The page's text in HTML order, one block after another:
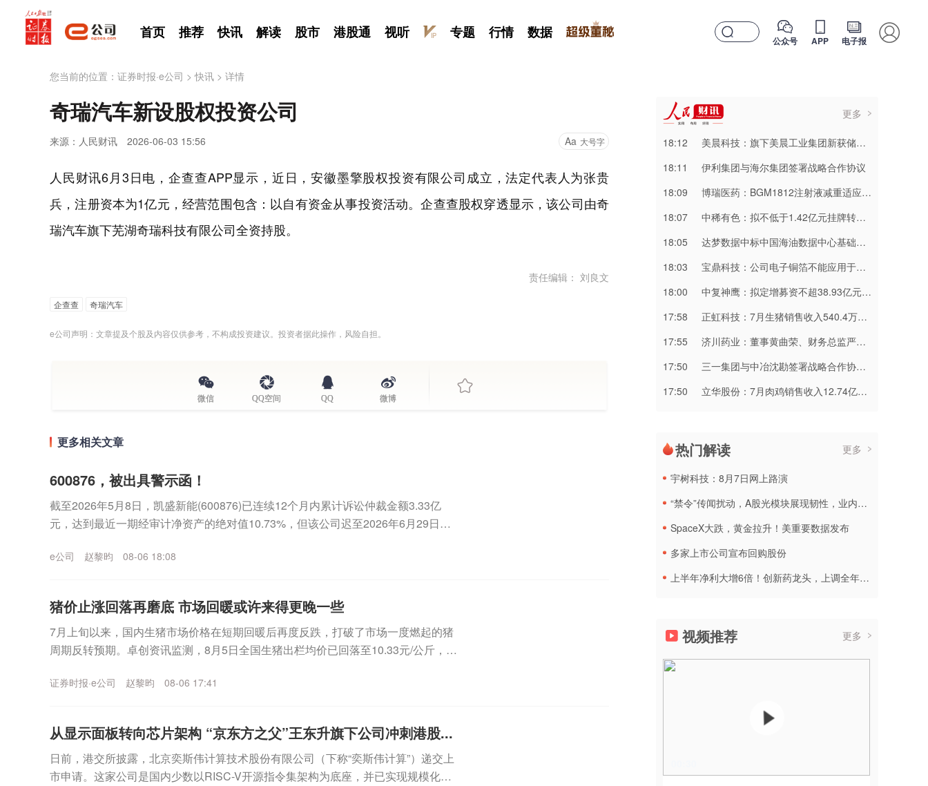
首页 推荐 快讯 解读 股市 港股通 视听 专题 行情 数据 公众号 APP 电子报
您当前的位置： 证券时报·e公司 >快讯 > 详情
奇瑞汽车新设股权投资公司
来源：人民财讯 2026-06-03 15:56 Aa 大号字
人民财讯6月3日电，企查查APP显示，近日，安徽墨擎股权投资有限公司成立，法定代表人为张贵
兵，注册资本为1亿元，经营范围包含：以自有资金从事投资活动。企查查股权穿透显示，该公司由奇
瑞汽车旗下芜湖奇瑞科技有限公司全资持股。
责任编辑： 刘良文
企查查 奇瑞汽车
e公司声明：文章提及个股及内容仅供参考，不构成投资建议。投资者据此操作，风险自担。
微信 QQ空间 QQ 微博
更多相关文章
600876，被出具警示函！
截至2026年5月8日，凯盛新能(600876)已连续12个月内累计诉讼仲裁金额3.33亿
元，达到最近一期经审计净资产的绝对值10.73%，但该公司迟至2026年6月29日才
e公司 赵黎昀 08-06 18:08
猪价止涨回落再磨底 市场回暖或许来得更晚一些
7月上旬以来，国内生猪市场价格在短期回暖后再度反跌，打破了市场一度燃起的猪
周期反转预期。卓创资讯监测，8月5日全国生猪出栏均价已回落至10.33元/公斤，再
证券时报·e公司 赵黎昀 08-06 17:41
从显示面板转向芯片架构 “京东方之父”王东升旗下公司冲刺港股...
日前，港交所披露，北京奕斯伟计算技术股份有限公司（下称“奕斯伟计算”）递交上
市申请。这家公司是国内少数以RISC-V开源指令集架构为底座，并已实现规模化商
更多
18:12
美晨科技：旗下美晨工业集团新获储能液冷管路总成项目
18:11
伊利集团与海尔集团签署战略合作协议
18:09
博瑞医药：BGM1812注射液减重适应症Ⅰ期临床试验取得积极结果
18:07
中稀有色：拟不低于1.42亿元挂牌转让东电化公司37%股权
18:05
达梦数据中标中国海油数据中心基础设施升级项目
18:03
宝鼎科技：公司电子铜箔不能应用于AI服务器及算力领域
18:00
中复神鹰：拟定增募资不超38.93亿元 用于高性能碳纤维等项目
17:58
正虹科技：7月生猪销售收入540.4万元 同比下降79.23%
17:55
济川药业：董事黄曲荣、财务总监严宏泉拟合计减持股份不超18.1万股
17:50
三一集团与中冶沈勘签署战略合作协议 共建智慧矿山产业协同生态
17:50
立华股份：7月肉鸡销售收入12.74亿元 环比增长5.2%
热门解读 更多
宇树科技：8月7日网上路演
“禁令”传闻扰动，A股光模块展现韧性，业内人士：预计落地难度大
SpaceX大跌，黄金拉升！美重要数据发布
多家上市公司宣布回购股份
上半年净利大增6倍！创新药龙头，上调全年营收预测
视频推荐 更多